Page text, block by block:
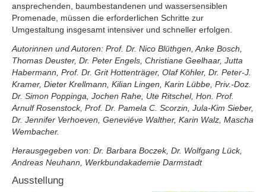
ansprechenden, baumbestandenen und wassersensiblen
Promenade, müssen die erforderlichen Schritte zur
Umgestaltung insgesamt intensiver und schneller erfolgen.
Autorinnen und Autoren: Prof. Dr. Nico Blüthgen, Anke Bosch,
Thomas Deuster, Dr. Peter Engels, Christiane Geelhaar, Jutta
Habermann, Prof. Dr. Grit Hottenträger, Olaf Köhler, Dr. Peter-J.
Kramer, Dieter Krellmann, Kilian Lingen, Karin Lübbe, Priv.-Doz.
Dr. Simon Poppinga, Jochen Rahe, Ute Ritschel, Hon. Prof.
Arnulf Rosenstock, Prof. Dr. Pamela C. Scorzin, Jula-Kim Sieber,
Dr. Jennifer Verhoeven, Geneviéve Walther, Karin Walz, Mascha
Wembacher.
Herausgegeben von: Dr. Barbara Boczek, Dr. Wolfgang Lück,
Andreas Neuhann, Werkbundakademie Darmstadt
Ausstellung